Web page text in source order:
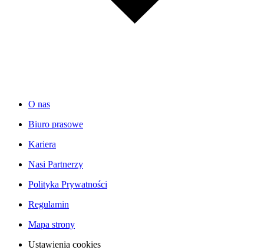
O nas
Biuro prasowe
Kariera
Nasi Partnerzy
Polityka Prywatności
Regulamin
Mapa strony
Ustawienia cookies